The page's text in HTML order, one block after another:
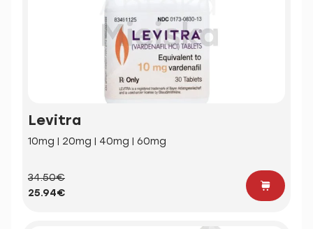
Levitra
10mg | 20mg | 40mg | 60mg
34.50€
25.94€